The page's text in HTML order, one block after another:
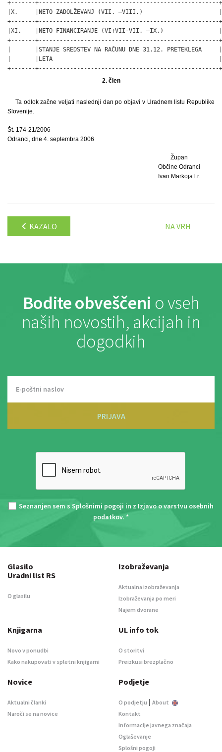
+-------+----------------------------------------------------
|X.     |NETO ZADOLŽEVANJ (VII. –VIII.)
+-------+----------------------------------------------------
|XI.    |NETO FINANCIRANJE (VI+VII-VII. –IX.)
+-------+----------------------------------------------------
|       |STANJE SREDSTEV NA RAČUNU DNE 31.12.
|       |LETA
+-------+----------------------------------------------------
2. člen
Ta odlok začne veljati naslednji dan po objavi v Uradnem listu Republike
Slovenije.
Št. 174-21/2006
Odranci, dne 4. septembra 2006
Župan
Občine Odranci
Ivan Markoja l.r.
KAZALO NA VRH
Bodite obveščeni o vseh
naših novostih, akcijah in
dogodkih
PRIJAVA
Seznanjen sem s Splošnimi pogoji in z Izjavo o varstvu osebnih
podatkov. *
Glasilo
Uradni list RS
O glasilu
Izobraževanja
Aktualna izobraževanja
Izobraževanja po meri
Najem dvorane
Knjigarna
Novo v ponudbi
Kako nakupovati v spletni knjigarni
UL info tok
O storitvi
Preizkusi brezplačno
Novice
Aktualni članki
Naroči se na novice
Podjetje
O podjetju | About
Kontakt
Informacije javnega značaja
Oglaševanje
Splošni pogoji